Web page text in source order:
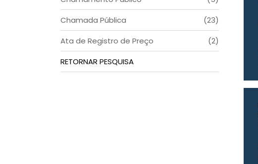
Chamada Pública
(23)
Ata de Registro de Preço
(2)
RETORNAR PESQUISA